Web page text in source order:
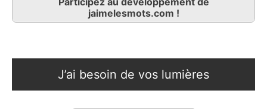
jaimelesmots.com !
J’ai besoin de vos lumières